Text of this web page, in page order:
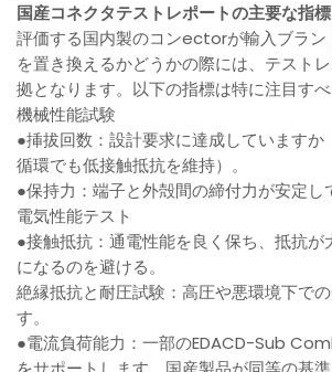
国産コネクタテストレポートの主要な指標
評価する国内製のコンectorが輸入ブラン
を置き換えるかどうかの際には、テスト
拠となります。以下の指標は特に注目すべ
機械性能試験
●挿拔回数：設計要求に達成していますか
循環でも低接触抵抗を維持）。
●保持力：端子と外殻間の締付力が安定し
電気性能テスト
●接触抵抗：通電性能を良く保ち、抵抗が
になるのを避ける。
絶縁抵抗と耐圧試験：高圧や悪環境下で
す。
●電流負荷能力：一部のEDACD-Sub